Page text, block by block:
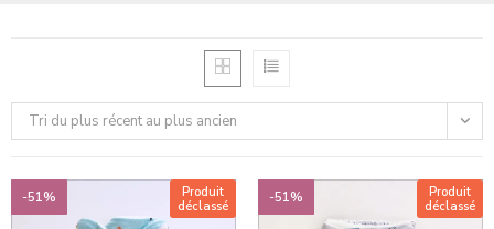
Tri du plus récent au plus ancien
-51%
Produit
déclassé
-51%
Produit
déclassé